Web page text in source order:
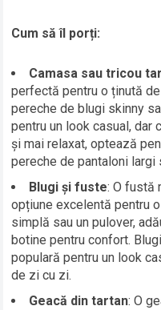
Cum să îl porți:
Camasa sau tricou
perfectă pentru o ținută
pereche de blugi skinny
pentru un look casual, dar
și mai relaxat, optează
pereche de pantaloni largi
Blugi și fuste: O fustă
opțiune excelentă pentru
simplă sau un pulover,
botine pentru confort.
populară pentru un look
de zi cu zi.
Geacă din tartan: O